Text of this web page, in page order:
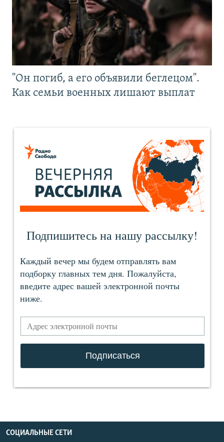
"Он погиб, а его объявили беглецом".
Как семьи военных лишают выплат
СОЦИАЛЬНЫЕ СЕТИ